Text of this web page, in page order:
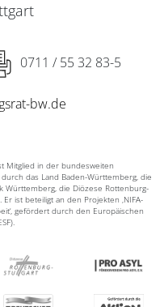
0711 / 55 32 83-5
bw.de
Mitglied in der bundesweiten
das Land Baden-Württemberg, die
Württemberg, die Diözese Rottenburg-
Er ist beteiligt an den Projekten ‚NIFA-
gefördert durch den Europäischen